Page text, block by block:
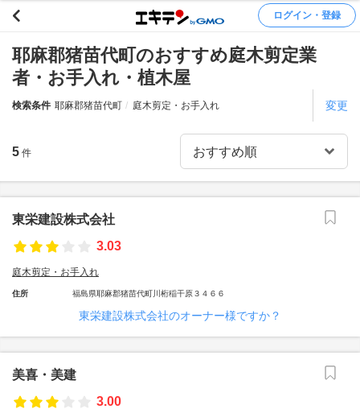
ログイン・登録
耶麻郡猪苗代町のおすすめ庭木剪定業
者・お手入れ・植木屋
検索条件 耶麻郡猪苗代町 庭木剪定・お手入れ 変更
5 件
東栄建設株式会社
3.03
庭木剪定・お手入れ
住所 福島県耶麻郡猪苗代町川桁稲干原３４６６
東栄建設株式会社のオーナー様ですか？
美喜・美建
3.00